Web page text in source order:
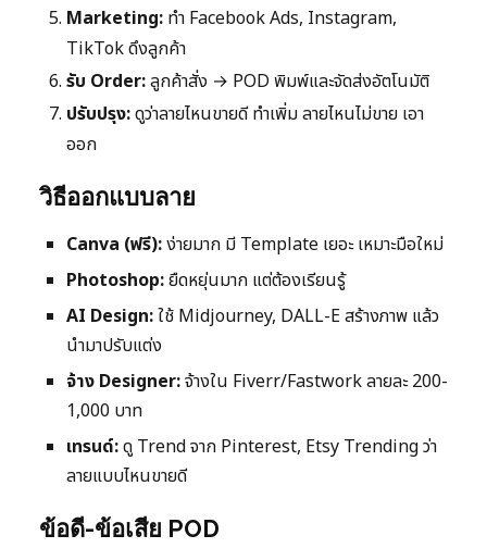
Marketing: ทำ Facebook Ads, Instagram,
TikTok ดึงลูกค้า
รับ Order:ลูกค้าสั่ง → POD พิมพ์และจัดส่งอัตโนมัติ
ปรับปรุง:ดูว่าลายไหนขายดี ทำเพิ่ม ลายไหนไม่ขาย เอา
ออก
วิธีออกแบบลาย
Canva (ฟรี):ง่ายมาก มี Template เยอะ เหมาะมือใหม่
Photoshop:ยืดหยุ่นมาก แต่ต้องเรียนรู้
AI Design:ใช้ Midjourney, DALL-E สร้างภาพ แล้ว
นำมาปรับแต่ง
จ้าง Designer:จ้างใน Fiverr/Fastwork ลายละ 200-
1,000 บาท
เทรนด์:ดู Trend จาก Pinterest, Etsy Trending ว่า
ลายแบบไหนขายดี
ข้อดี-ข้อเสีย POD